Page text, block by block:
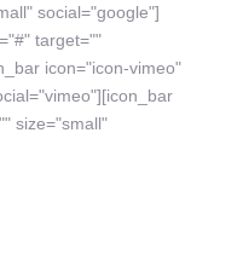
social="google"]
target=""
icon="icon-vimeo"
size="small"